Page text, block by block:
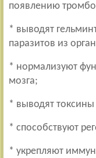
появлению
* выводят
паразитов из
* нормализуют
мозга;
* выводят
* способствуют
* укрепляют